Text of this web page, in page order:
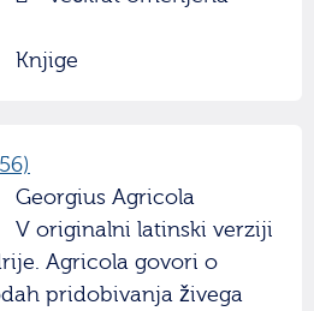
Knjige
Georgius Agricola
V originalni latinski verziji
Agricola govori o
pridobivanja živega